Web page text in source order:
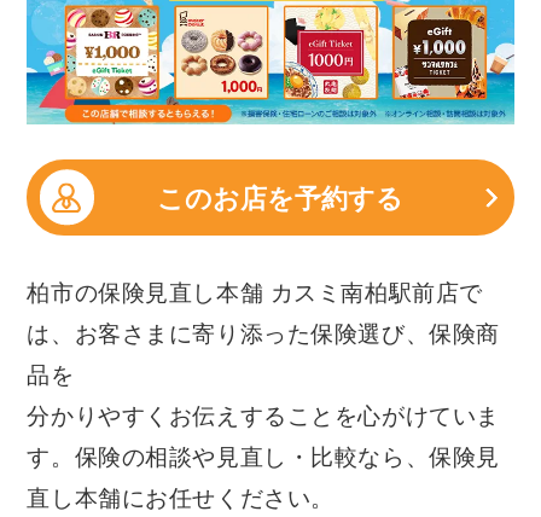
柏市の保険見直し本舗 カスミ南柏駅前店で
は、お客さまに寄り添った保険選び、保険商
品を
分かりやすくお伝えすることを心がけていま
す。保険の相談や見直し・比較なら、保険見
直し本舗にお任せください。
このお店を予約する